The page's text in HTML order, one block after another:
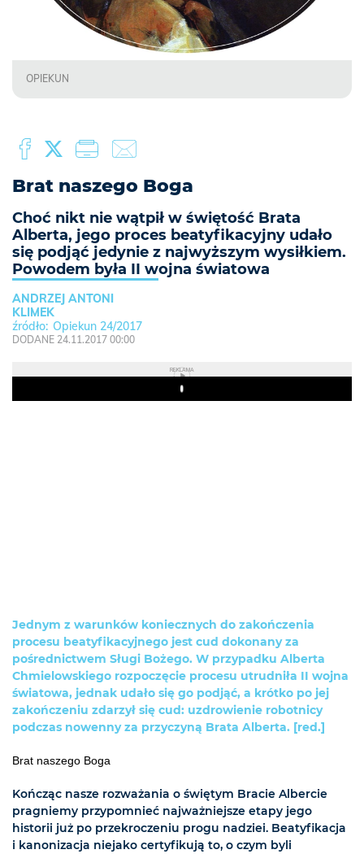
OPIEKUN
Brat naszego Boga
Choć nikt nie wątpił w świętość Brata
Alberta, jego proces beatyfikacyjny udało
się podjąć jedynie z najwyższym wysiłkiem.
Powodem była II wojna światowa
ANDRZEJ ANTONI
KLIMEK
Opiekun 24/2017
DODANE 24.11.2017 00:00
REKLAMA
Play
Jednym z warunków koniecznych do zakończenia
procesu beatyfikacyjnego jest cud dokonany za
pośrednictwem Sługi Bożego. W przypadku Alberta
Chmielowskiego rozpoczęcie procesu utrudniła II wojna
światowa, jednak udało się go podjąć, a krótko po jej
zakończeniu zdarzył się cud: uzdrowienie robotnicy
podczas nowenny za przyczyną Brata Alberta. [red.]
Brat naszego Boga
Kończąc nasze rozważania o świętym Bracie Albercie
pragniemy przypomnieć najważniejsze etapy jego
historii już po przekroczeniu progu nadziei. Beatyfikacja
i kanonizacja niejako certyfikują to, o czym byli